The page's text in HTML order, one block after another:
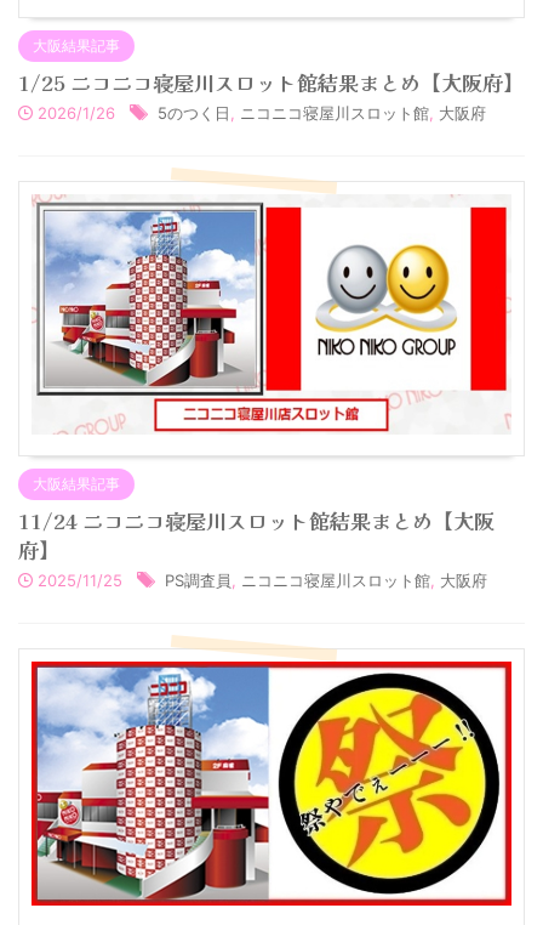
大阪結果記事
1/25 ニコニコ寝屋川スロット館結果まとめ【大阪府】
2026/1/26 5のつく日 ニコニコ寝屋川スロット館 大阪府
大阪結果記事
11/24 ニコニコ寝屋川スロット館結果まとめ【大阪
府】
2025/11/25 PS調査員 ニコニコ寝屋川スロット館 大阪府